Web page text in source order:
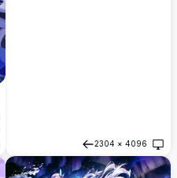
4096
×
2304
فتح